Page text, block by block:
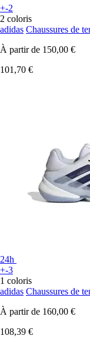
+-2
2 coloris
adidas Chaussures de
À partir de 150,00 €
101,70 €
24h
+-3
1 coloris
adidas Chaussures de
À partir de 160,00 €
108,39 €